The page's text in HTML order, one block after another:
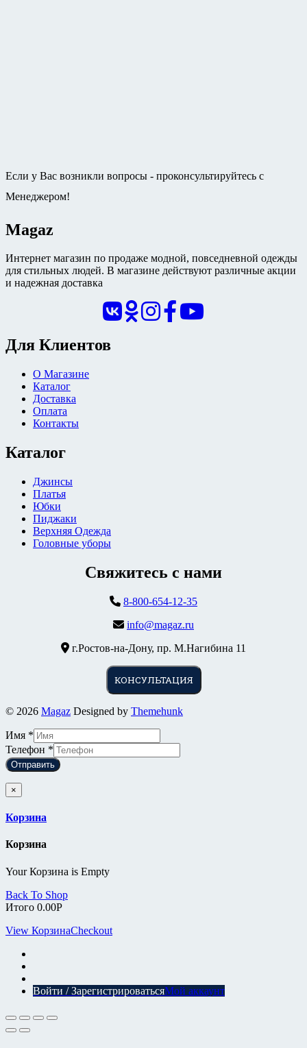
Если у Вас возникли вопросы - проконсультируйтесь с
Менеджером!
Magaz
Интернет магазин по продаже модной, повседневной одежды
для стильных людей. В магазине действуют различные акции
и надежная доставка
Для Клиентов
О Магазине
Каталог
Доставка
Оплата
Контакты
Каталог
Джинсы
Платья
Юбки
Пиджаки
Верхняя Одежда
Головные уборы
Свяжитесь с нами
8-800-654-12-35
info@magaz.ru
г.Ростов-на-Дону, пр. М.Нагибина 11
КОНСУЛЬТАЦИЯ
© 2026 Magaz Designed by Themehunk
Имя *
Телефон *
Отправить
×
Корзина
Корзина
Your Корзина is Empty
Back To Shop
Итого 0.00Р
View КорзинаCheckout
Войти / ЗарегистрироватьсяМой аккаунт